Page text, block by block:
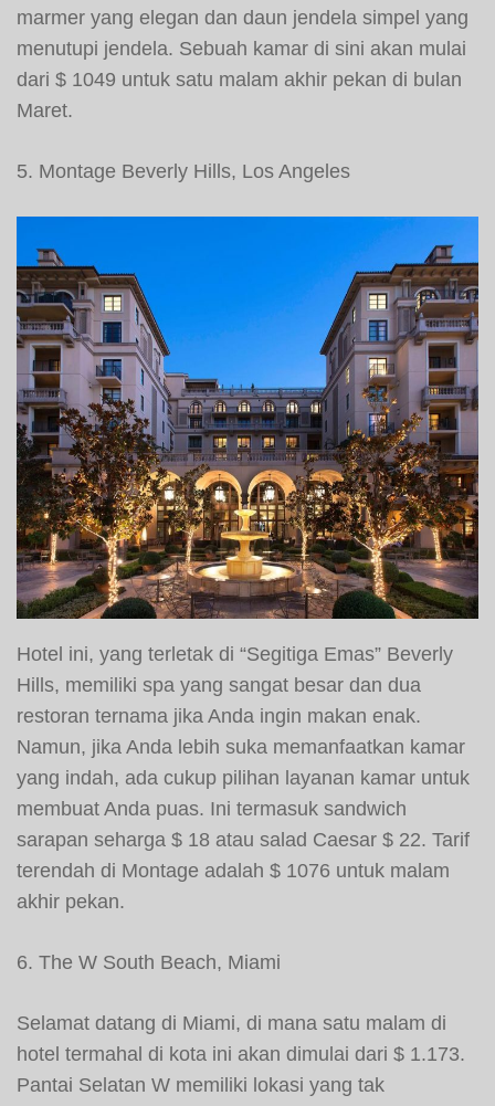
marmer yang elegan dan daun jendela simpel yang
menutupi jendela. Sebuah kamar di sini akan mulai
dari $ 1049 untuk satu malam akhir pekan di bulan
Maret.
5. Montage Beverly Hills, Los Angeles
Hotel ini, yang terletak di “Segitiga Emas” Beverly
Hills, memiliki spa yang sangat besar dan dua
restoran ternama jika Anda ingin makan enak.
Namun, jika Anda lebih suka memanfaatkan kamar
yang indah, ada cukup pilihan layanan kamar untuk
membuat Anda puas. Ini termasuk sandwich
sarapan seharga $ 18 atau salad Caesar $ 22. Tarif
terendah di Montage adalah $ 1076 untuk malam
akhir pekan.
6. The W South Beach, Miami
Selamat datang di Miami, di mana satu malam di
hotel termahal di kota ini akan dimulai dari $ 1.173.
Pantai Selatan W memiliki lokasi yang tak